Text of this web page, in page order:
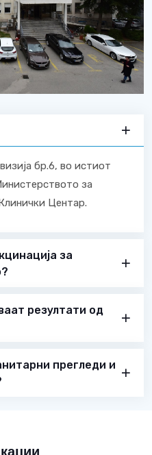
бр.6, во истиот
за
Центар.
за
резултати од
прегледи и